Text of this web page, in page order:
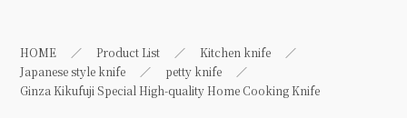
HOME Product List
Kitchen knife
Japanese style knife
petty knife
Ginza Kikufuji Special High-quality Home Cooking Knife